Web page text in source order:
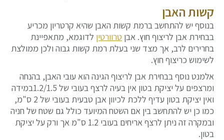
קשות האבן
בנוסף יש להתחשב ברמת קשות האבן שהיא קרטריון מכריע
בבחירת אבן לריצוף חוץ. אבן טרוורטין לדוגמא, מתאפיינת
בחרירים לרב, אך מצד שני בעלת רמת קשות גבוה ולכן ממולצת
לשימוש כריצוף חוץ.
אלמנט נוסף בבחירת אבן לריצוף הגינה הוא עובי האבן, בהנחה
ומרצפים על יציקת בטון אין בעיה לרצף בעובי של 1.2/1.5במידה
ואין יציקת בטון עדיף ללכת לכיוון אבן טבעית בעובי של 2 ס"מ,
כמו כן יש להתחשב בין אם השטח המיועד כולל גם שטח של חניה
ובמקרה זה ניתן לרצף אריחים בעובי 1.2 ס"מ אך ורק על יציקת
בטון.